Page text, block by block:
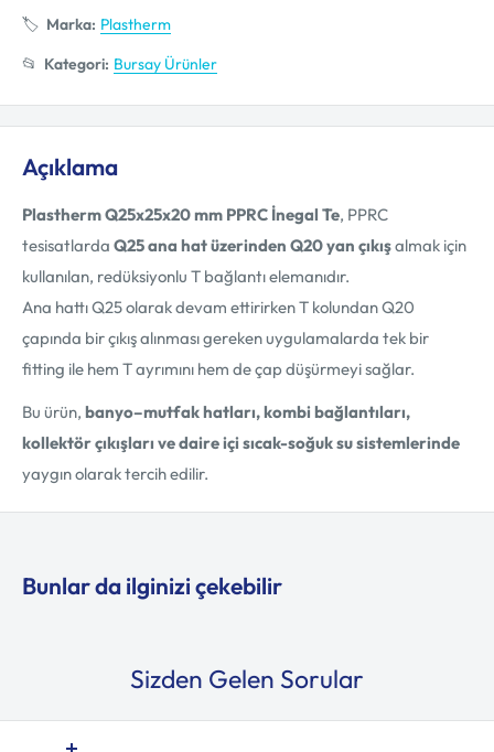
🏷️ Marka: Plastherm
📂 Kategori: Bursay Ürünler
Açıklama
Plastherm Q25x25x20 mm PPRC İnegal Te, PPRC
tesisatlarda Q25 ana hat üzerinden Q20 yan çıkışalmak için
kullanılan, redüksiyonlu T bağlantı elemanıdır.
Ana hattı Q25 olarak devam ettirirken T kolundan Q20
çapında bir çıkış alınması gereken uygulamalarda tek bir
fitting ile hem T ayrımını hem de çap düşürmeyi sağlar.
Bu ürün, banyo–mutfak hatları, kombi bağlantıları,
kollektör çıkışları ve daire içi sıcak-soğuk su sistemlerinde
yaygın olarak tercih edilir.
Bunlar da ilginizi çekebilir
Sizden Gelen Sorular